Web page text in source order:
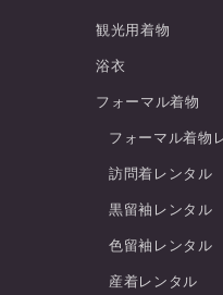
観光用着物
浴衣
フォーマル着物
フォーマル着物
訪問着レンタル
黒留袖レンタル
色留袖レンタル
産着レンタル